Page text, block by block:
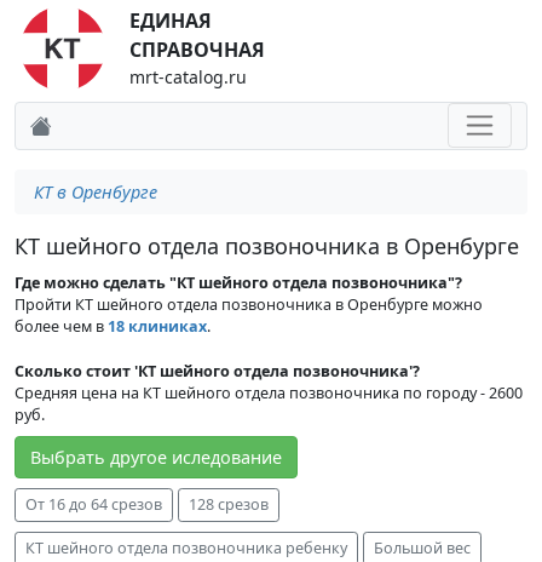
ЕДИНАЯ
СПРАВОЧНАЯ
mrt-catalog.ru
КТ в Оренбурге
КТ шейного отдела позвоночника в Оренбурге
Где можно сделать "КТ шейного отдела позвоночника"?
Пройти КТ шейного отдела позвоночника в Оренбурге можно
более чем в 18 клиниках.
Сколько стоит 'КТ шейного отдела позвоночника'?
Средняя цена на КТ шейного отдела позвоночника по городу - 2600
руб.
Выбрать другое иследование
От 16 до 64 срезов 128 срезов
КТ шейного отдела позвоночника ребенку
Большой вес